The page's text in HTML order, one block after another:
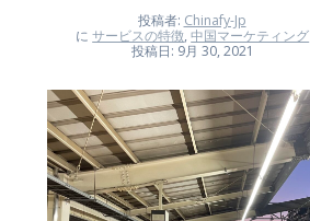
投稿者: Chinafy-Jp
にサービスの特徴,中国マーケティング
投稿日: 9月 30, 2021